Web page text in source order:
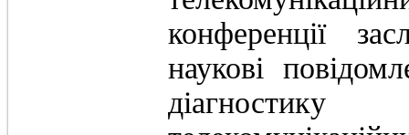
конференції
наукові